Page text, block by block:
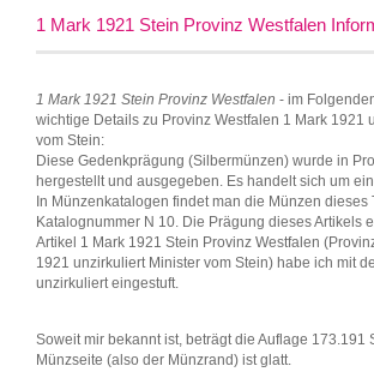
1 Mark 1921 Stein Provinz Westfalen
1 Mark 1921 Stein Provinz Westfalen - im
wichtige Details zu Provinz Westfalen 1 Mark 1921
vom Stein:
Diese Gedenkprägung (Silbermünzen) wurde in
hergestellt und ausgegeben. Es handelt sich um
In Münzenkatalogen findet man die Münzen dieses
Katalognummer N 10. Die Prägung dieses Artikels
Artikel 1 Mark 1921 Stein Provinz Westfalen
1921 unzirkuliert Minister vom Stein) habe ich mit
unzirkuliert eingestuft.
Soweit mir bekannt ist, beträgt die Auflage 173.191
Münzseite (also der Münzrand) ist glatt.